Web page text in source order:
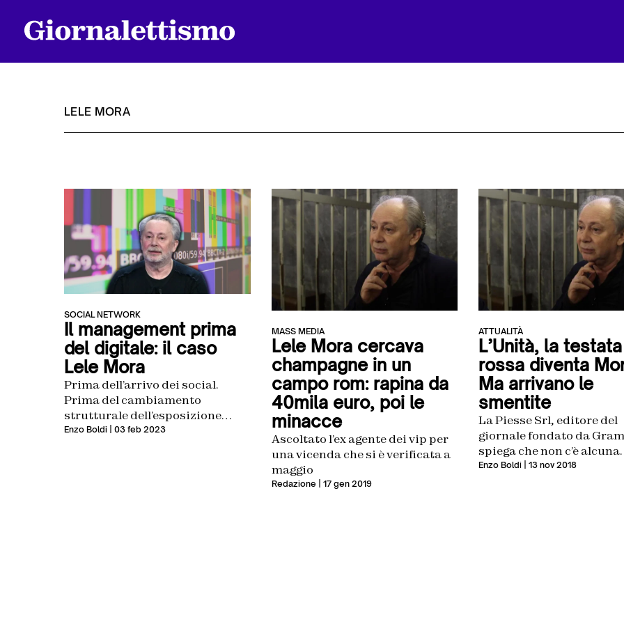
Contatti
LELE MORA
SOCIAL NETWORK
Il management prima
del digitale: il caso
Lele Mora
Prima dell’arrivo dei social.
Prima del cambiamento
strutturale dell’esposizione
mediatica legata
Enzo Boldi | 03 feb 2023
MASS MEDIA
Lele Mora cercava
champagne in un
campo rom: rapina da
40mila euro, poi le
minacce
Ascoltato l’ex agente dei vip per
una vicenda che si è verificata a
maggio
Redazione | 17 gen 2019
ATTUALITÀ
L’Unità, la testata
rossa diventa
Ma arrivano le
smentite
La Piesse Srl, editore del
giornale fondato da
spiega che non c’è alcuna
trattativa con l’ex agente
Enzo Boldi | 13 nov 2018